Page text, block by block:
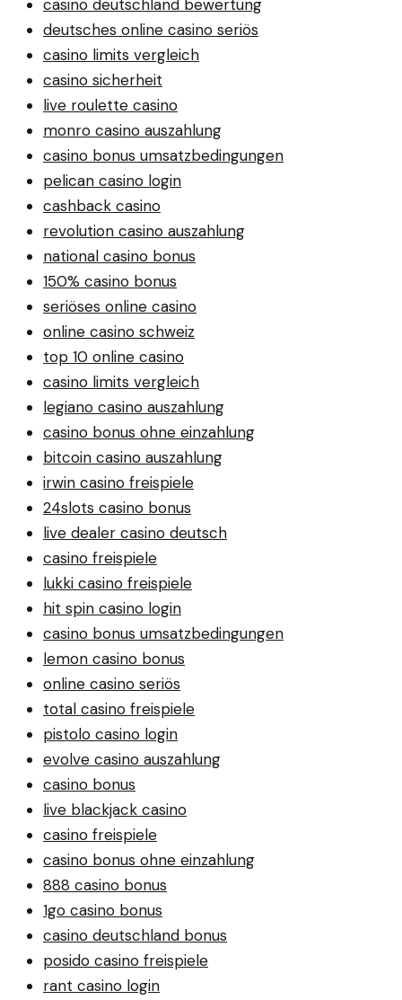
casino deutschland bewertung
deutsches online casino seriös
casino limits vergleich
casino sicherheit
live roulette casino
monro casino auszahlung
casino bonus umsatzbedingungen
pelican casino login
cashback casino
revolution casino auszahlung
national casino bonus
150% casino bonus
seriöses online casino
online casino schweiz
top 10 online casino
casino limits vergleich
legiano casino auszahlung
casino bonus ohne einzahlung
bitcoin casino auszahlung
irwin casino freispiele
24slots casino bonus
live dealer casino deutsch
casino freispiele
lukki casino freispiele
hit spin casino login
casino bonus umsatzbedingungen
lemon casino bonus
online casino seriös
total casino freispiele
pistolo casino login
evolve casino auszahlung
casino bonus
live blackjack casino
casino freispiele
casino bonus ohne einzahlung
888 casino bonus
1go casino bonus
casino deutschland bonus
posido casino freispiele
rant casino login